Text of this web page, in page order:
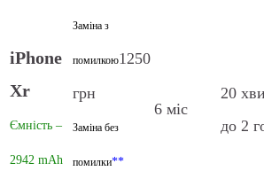
iPhone
Xr
Ємність –
2942 mAh
Заміна з
помилкою1250
грн
Заміна без
помилки**
6 міс
20
до 2